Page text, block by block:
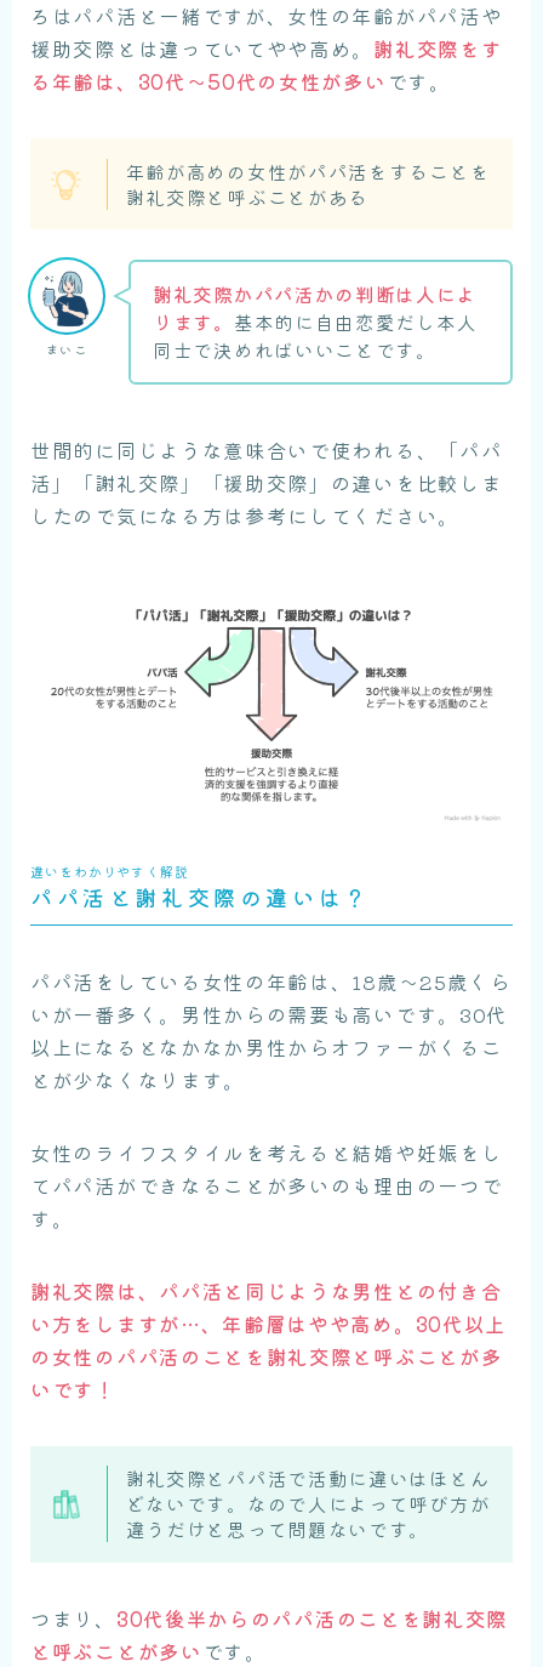
ろはパパ活と一緒ですが、女性の年齢がパパ活や
援助交際とは違っていてやや高め。 謝礼交際をす
る年齢は、30代〜50代の女性が多い です。
年齢が高めの女性がパパ活をすることを
謝礼交際と呼ぶことがある
まいこ
謝礼交際かパパ活かの判断は人によ
ります。 基本的に自由恋愛だし本人
同士で決めればいいことです。
世間的に同じような意味合いで使われる、「パパ
活」「謝礼交際」「援助交際」の違いを比較しま
したので気になる方は参考にしてください。
違いをわかりやすく解説
パパ活と謝礼交際の違いは？
パパ活をしている女性の年齢は、18歳〜25歳くら
いが一番多く。男性からの需要も高いです。30代
以上になるとなかなか男性からオファーがくるこ
とが少なくなります。
女性のライフスタイルを考えると結婚や妊娠をし
てパパ活ができなることが多いのも理由の一つで
す。
謝礼交際は、パパ活と同じような男性との付き合
い方をしますが…、年齢層はやや高め。30代以上
の女性のパパ活のことを謝礼交際と呼ぶことが多
いです！
謝礼交際とパパ活で活動に違いはほとん
どないです。なので人によって呼び方が
違うだけと思って問題ないです。
つまり、 30代後半からのパパ活のことを謝礼交際
と呼ぶことが多い です。